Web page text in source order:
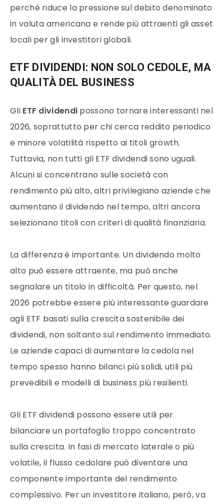
perché riduce la pressione sul debito denominato
in valuta americana e rende più attraenti gli asset
locali per gli investitori globali.
ETF DIVIDENDI: NON SOLO CEDOLE, MA
QUALITÀ DEL BUSINESS
Gli ETF dividendi possono tornare interessanti nel
2026, soprattutto per chi cerca reddito periodico
e minore volatilità rispetto ai titoli growth.
Tuttavia, non tutti gli ETF dividendi sono uguali.
Alcuni si concentrano sulle società con
rendimento più alto, altri privilegiano aziende che
aumentano il dividendo nel tempo, altri ancora
selezionano titoli con criteri di qualità finanziaria.
La differenza è importante. Un dividendo molto
alto può essere attraente, ma può anche
segnalare un titolo in difficoltà. Per questo, nel
2026 potrebbe essere più interessante guardare
agli ETF basati sulla crescita sostenibile dei
dividendi, non soltanto sul rendimento immediato.
Le aziende capaci di aumentare la cedola nel
tempo spesso hanno bilanci più solidi, utili più
prevedibili e modelli di business più resilienti.
Gli ETF dividendi possono essere utili per
bilanciare un portafoglio troppo concentrato
sulla crescita. In fasi di mercato laterale o più
volatile, il flusso cedolare può diventare una
componente importante del rendimento
complessivo. Per un investitore italiano, però, va